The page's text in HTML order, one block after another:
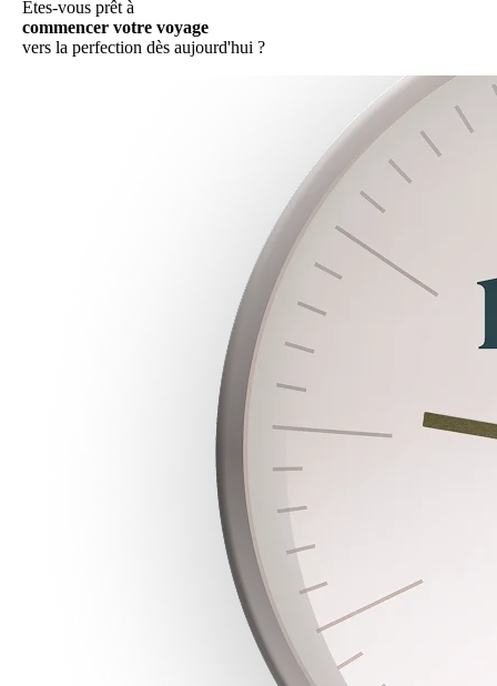
Êtes-vous prêt à
commencer votre voyage
vers la perfection dès aujourd'hui ?